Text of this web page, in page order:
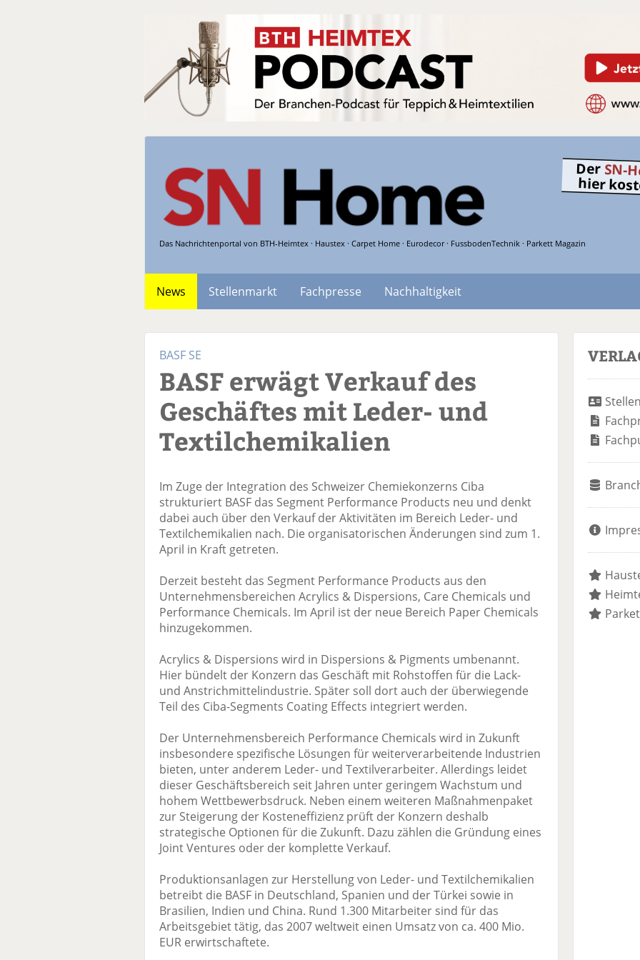
Das Nachrichtenportal von BTH-Heimtex · Haustex · Carpet Home · Eurodecor · FussbodenTechnik · Parkett Magazin
Der SN-
hier
News Stellenmarkt Fachpresse
Nachhaltigkeit
BASF SE
BASF erwägt Verkauf des
Geschäftes mit Leder- und
Textilchemikalien
Im Zuge der Integration des Schweizer Chemiekonzerns Ciba
strukturiert BASF das Segment Performance Products neu und denkt
dabei auch über den Verkauf der Aktivitäten im Bereich Leder- und
Textilchemikalien nach. Die organisatorischen Änderungen sind zum 1.
April in Kraft getreten.
Derzeit besteht das Segment Performance Products aus den
Unternehmensbereichen Acrylics & Dispersions, Care Chemicals und
Performance Chemicals. Im April ist der neue Bereich Paper Chemicals
hinzugekommen.
Acrylics & Dispersions wird in Dispersions & Pigments umbenannt.
Hier bündelt der Konzern das Geschäft mit Rohstoffen für die Lack-
und Anstrichmittelindustrie. Später soll dort auch der überwiegende
Teil des Ciba-Segments Coating Effects integriert werden.
Der Unternehmensbereich Performance Chemicals wird in Zukunft
insbesondere spezifische Lösungen für weiterverarbeitende Industrien
bieten, unter anderem Leder- und Textilverarbeiter. Allerdings leidet
dieser Geschäftsbereich seit Jahren unter geringem Wachstum und
hohem Wettbewerbsdruck. Neben einem weiteren Maßnahmenpaket
zur Steigerung der Kosteneffizienz prüft der Konzern deshalb
strategische Optionen für die Zukunft. Dazu zählen die Gründung eines
Joint Ventures oder der komplette Verkauf.
Produktionsanlagen zur Herstellung von Leder- und Textilchemikalien
betreibt die BASF in Deutschland, Spanien und der Türkei sowie in
Brasilien, Indien und China. Rund 1.300 Mitarbeiter sind für das
Arbeitsgebiet tätig, das 2007 weltweit einen Umsatz von ca. 400 Mio.
EUR erwirtschaftete.